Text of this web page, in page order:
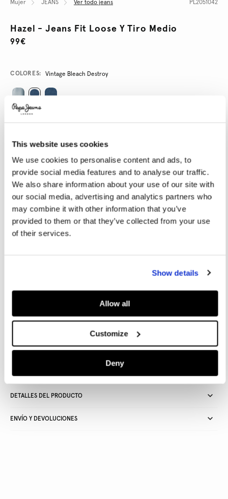
This website uses cookies
We use cookies to personalise content and ads, to
provide social media features and to analyse our traffic.
We also share information about your use of our site with
our social media, advertising and analytics partners who
may combine it with other information that you’ve
provided to them or that they’ve collected from your use
of their services.
Show details
Allow all
Customize
Deny
Mujer JEANS Ver todo jeans PL2051042
Hazel - Jeans Fit Loose Y Tiro Medio
99€
Variations
COLORES: Vintage Bleach Destroy
26
29 30 31 32 33
34
30
Recogida gratuita en tienda
50€ y devolución gratuita
DETALLES DEL PRODUCTO
ENVÍO Y DEVOLUCIONES